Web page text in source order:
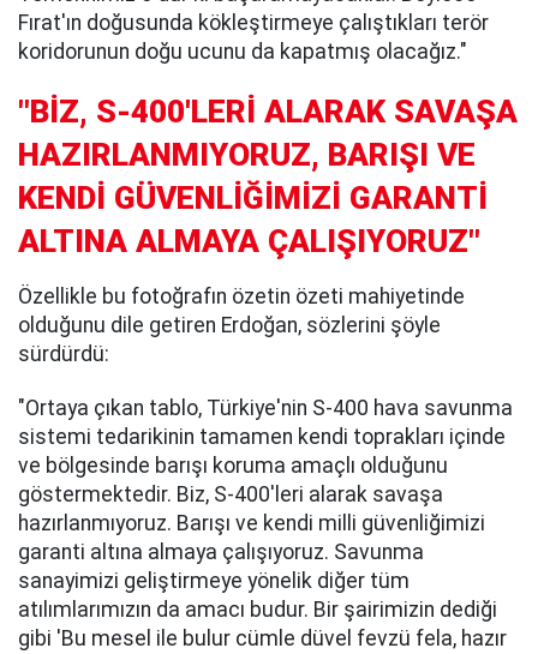
Fırat'ın doğusunda kökleştirmeye çalıştıkları terör
koridorunun doğu ucunu da kapatmış olacağız."
"BİZ, S-400'LERİ ALARAK SAVAŞA
HAZIRLANMIYORUZ, BARIŞI VE
KENDİ GÜVENLİĞİMİZİ GARANTİ
ALTINA ALMAYA ÇALIŞIYORUZ"
Özellikle bu fotoğrafın özetin özeti mahiyetinde
olduğunu dile getiren Erdoğan, sözlerini şöyle
sürdürdü:
"Ortaya çıkan tablo, Türkiye'nin S-400 hava savunma
sistemi tedarikinin tamamen kendi toprakları içinde
ve bölgesinde barışı koruma amaçlı olduğunu
göstermektedir. Biz, S-400'leri alarak savaşa
hazırlanmıyoruz. Barışı ve kendi milli güvenliğimizi
garanti altına almaya çalışıyoruz. Savunma
sanayimizi geliştirmeye yönelik diğer tüm
atılımlarımızın da amacı budur. Bir şairimizin dediği
gibi 'Bu mesel ile bulur cümle düvel fevzü fela, hazır